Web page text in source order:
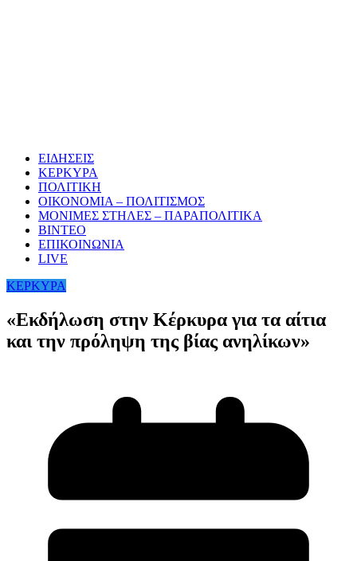
ΕΙΔΗΣΕΙΣ
ΚΕΡΚΥΡΑ
ΠΟΛΙΤΙΚΗ
ΟΙΚΟΝΟΜΙΑ – ΠΟΛΙΤΙΣΜΟΣ
ΜΟΝΙΜΕΣ ΣΤΗΛΕΣ – ΠΑΡΑΠΟΛΙΤΙΚΑ
ΒΙΝΤΕΟ
ΕΠΙΚΟΙΝΩΝΙΑ
LIVE
ΚΕΡΚΥΡΑ
«Εκδήλωση στην Κέρκυρα για τα αίτια
και την πρόληψη της βίας ανηλίκων»